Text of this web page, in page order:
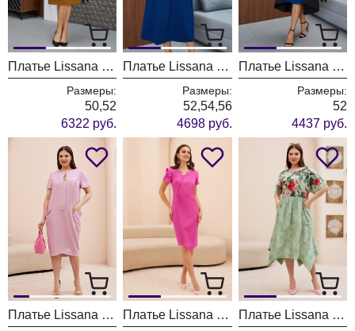
Платье Lissana 4790
Размеры:
50,52
6322 руб.
Платье Lissana 4783
Размеры:
52,54,56
4698 руб.
Платье Lissana 4787
Размеры:
52
4437 руб.
Платье Lissana 4737 Платье Lissana 4722 Платье Lissana 4725